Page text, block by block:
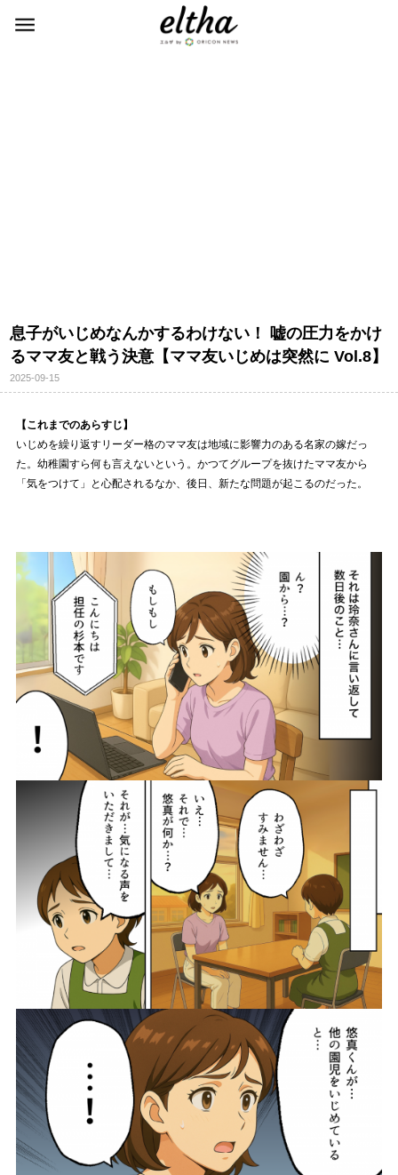
息子がいじめなんかするわけない！ 嘘の圧力をかけ
るママ友と戦う決意【ママ友いじめは突然に Vol.8】
2025-09-15
【これまでのあらすじ】
いじめを繰り返すリーダー格のママ友は地域に影響力のある名家の嫁だっ
た。幼稚園すら何も言えないという。かつてグループを抜けたママ友から
「気をつけて」と心配されるなか、後日、新たな問題が起こるのだった。